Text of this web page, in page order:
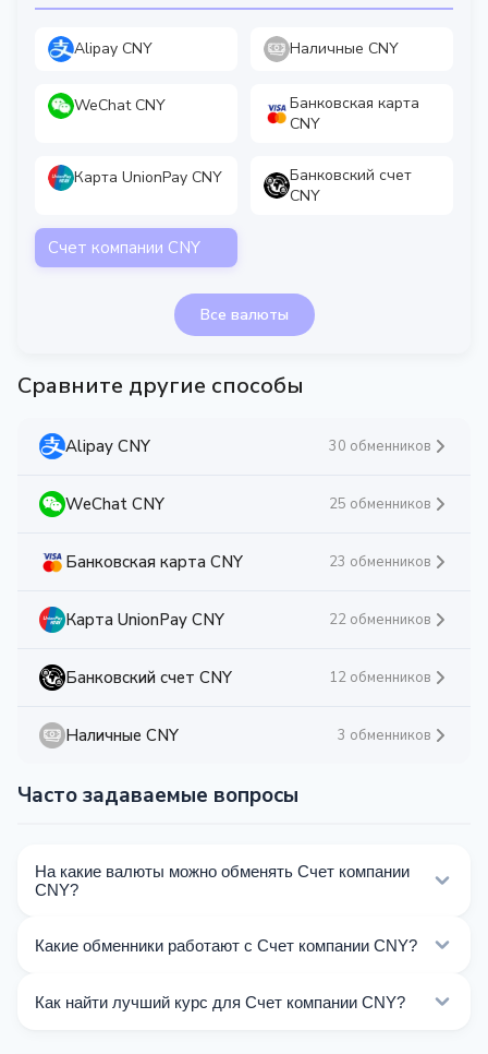
Alipay CNY Наличные CNY
WeChat CNY
Банковская карта
CNY
Карта UnionPay CNY
Банковский счет
CNY
Счет компании CNY
Все валюты
Сравните другие способы
Alipay CNY 30 обменников
WeChat CNY 25 обменников
Банковская карта CNY 23 обменников
Карта UnionPay CNY 22 обменников
Банковский счет CNY 12 обменников
Наличные CNY 3 обменников
Часто задаваемые вопросы
На какие валюты можно обменять Счет компании
CNY?
компании CNY. Выберите нужное направление из
Какие обменники работают с Счет компании CNY?
операции с Счет компании CNY.
Как найти лучший курс для Счет компании CNY?